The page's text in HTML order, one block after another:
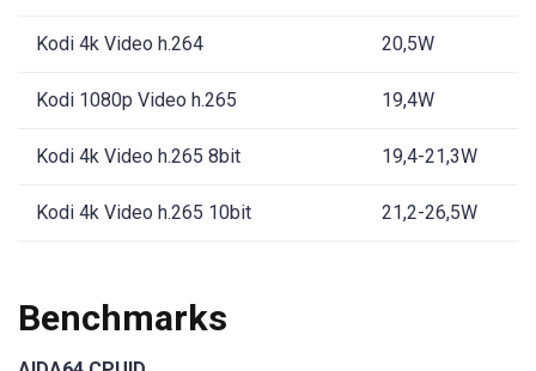
Kodi 4k Video h.264 20,5W
Kodi 1080p Video h.265 19,4W
Kodi 4k Video h.265 8bit 19,4-21,3W
Kodi 4k Video h.265 10bit 21,2-26,5W
Benchmarks